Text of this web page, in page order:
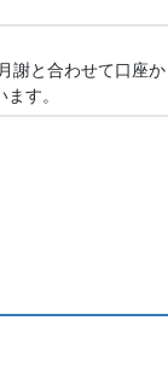
と合わせて口座か
す。